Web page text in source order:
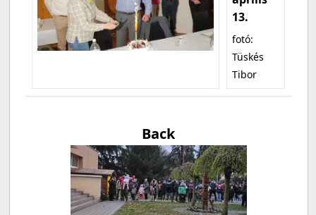
13.
fotó:
Tüskés
Tibor
Back